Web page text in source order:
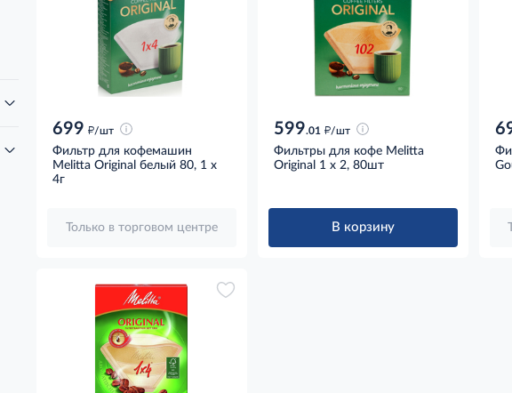
699 д/шт
Фильтр для кофемашин
Melitta Original белый 80, 1 x
4г
Только в торговом центре
599.01 д/шт
Фильтры для кофе Melitta
Original 1 х 2, 80шт
В корзину